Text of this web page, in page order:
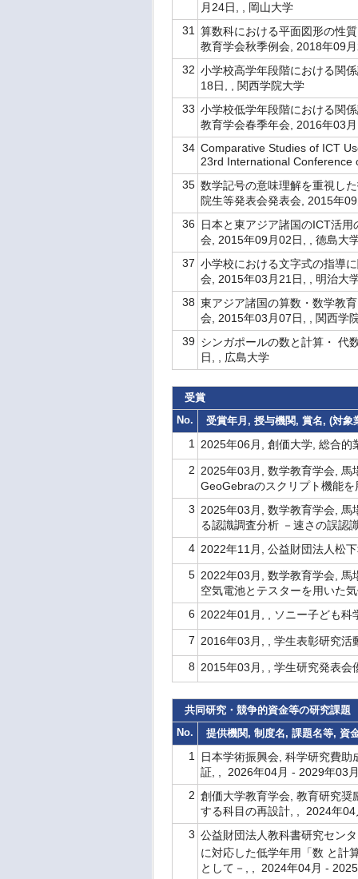
月24日, , 岡山大学
31
算数科における平面図形の性
教育学会秋季例会, 2018年09
32 小学校高学年段階における関
18日, , 関西学院大学
33 小学校低学年段階における関
教育学会春季年会, 2016年03
34 Comparative Studies of ICT
23rd International
35 数学記号の意味理解を重視し
院生等発表会発表会, 2015年
36
日本と東アジア諸国のICT活
会, 2015年09月02日, , 徳島大
37 小学校における文字式の指導
会, 2015年03月21日, , 明治大
38 東アジア諸国の算数・数学教
会, 2015年03月07日, , 関西学
39 シンガポールの数と計算・ 代
日, , 広島大学
受賞
No.
受賞年月, 授与機関, 賞名, (対
1
2025年06月, 創価大学, 総合
2 2025年03月, 数学教育学会, 馬
GeoGebraのスクリプト機能
3 2025年03月, 数学教育学会, 馬
る認識調査分析 －速さの誤認
4 2022年11月, 公益財団法人松
5 2022年03月, 数学教育学会, 馬
空気電池とテスターを用いた
6 2022年01月, , ソニー子ども
7 2016年03月, , 学生表彰研究
8 2015年03月, , 学生研究発表
共同研究・競争的資金等の研究課題
No.
提供機関, 制度名, 課題名等, 資
1
日本学術振興会, 科学研究費
証, , 2026年04月 - 2029年03
2 創価大学教育学会, 教育研究奨
する科目の再設計, , 2024年
3 公益財団法人教科書研究セン
に対応した低学年⽤「数 と計
として－, , 2024年04月 -